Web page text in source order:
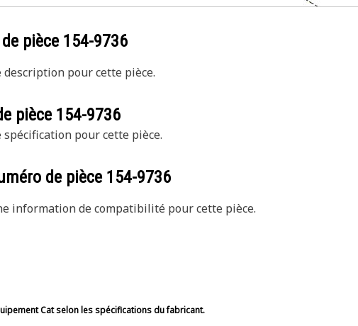
pièce 154-9736
pour cette pièce.
pièce 154-9736
pour cette pièce.
de pièce 154-9736
information de compatibilité pour cette pièce.
Cat selon les spécifications du fabricant.